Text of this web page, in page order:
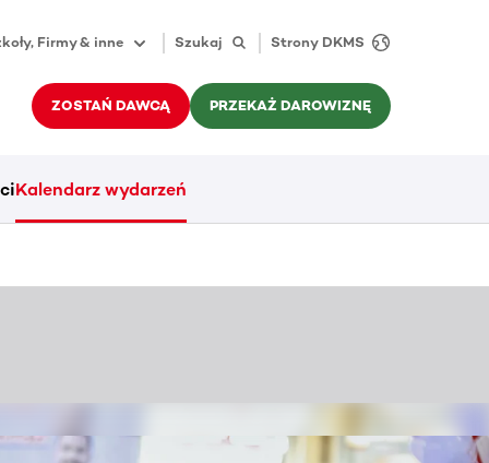
Firmy & inne Szukaj Strony DKMS
ZOSTAŃ DAWCĄ PRZEKAŻ DAROWIZNĘ
Kalendarz wydarzeń